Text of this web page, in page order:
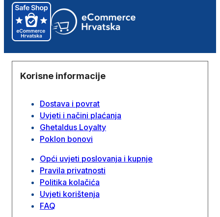
Korisne informacije
Dostava i povrat
Uvjeti i načini plaćanja
Ghetaldus Loyalty
Poklon bonovi
Opći uvjeti poslovanja i kupnje
Pravila privatnosti
Politika kolačića
Uvjeti korištenja
FAQ